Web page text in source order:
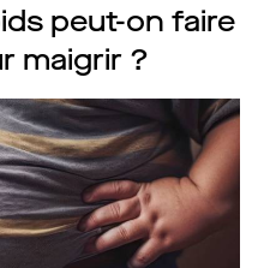
peut-on faire
maigrir ?